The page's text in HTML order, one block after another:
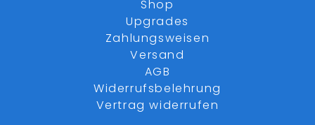
Shop
Upgrades
Zahlungsweisen
Versand
AGB
Widerrufsbelehrung
Vertrag widerrufen